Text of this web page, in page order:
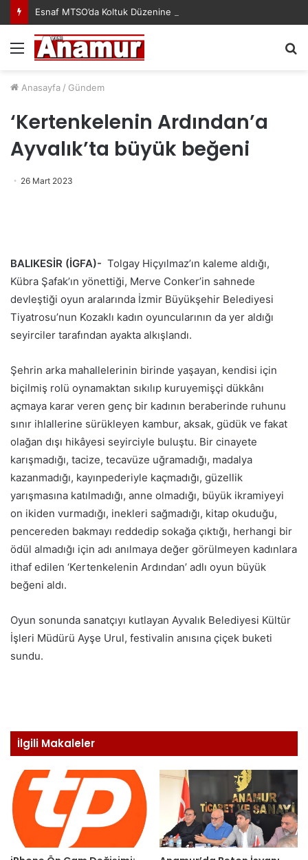
Esnaf MTSO’da Koltuk Düzenine İsyan Etti!
Menü
Anasayfa / Gündem
‘Kertenkelenin Ardından’a
Ayvalık’ta büyük beğeni
26 Mart 2023
BALIKESİR (İGFA)- Tolgay Hiçyılmaz’ın kaleme aldığı,
Kübra Şafak’ın yönettiği, Merve Conker’in sahnede
devleştiği oyun aralarında İzmir Büyükşehir Belediyesi
Tiyatrosu’nun Kozaklı kadın oyuncularının da yer aldığı
seyirciler tarafından ayakta alkışlandı.
Şehrin arka mahallelerinin birinde yaşayan, kendisi için
biçilmiş rolü oynamaktan sıkılıp kuruyemişçi dükkânı
açmaya karar veren genç bir kadının beraberinde ruhunu
sınır ihlallerine sürükleyen kambur, aksak, güdük ve fakat
olağan dışı hikâyesi seyirciyle buluştu. Bir cinayete
karışmadığı, tacize, tecavüze uğramadığı, madalya
kazanmadığı, kayınpederiyle kaçmadığı, güzellik
yarışmasına katılmadığı, anne olmadığı, büyük ikramiyeyi
on ikiden vurmadığı, inekleri sağmadığı, kitap okuduğu,
pencereden bakmayı reddedip sokağa çıktığı, herhangi bir
ödül almadığı için adı anılmaya değer görülmeyen kadınlara
ithaf edilen ‘Kertenkelenin Ardından’ adlı oyun büyük
beğeni aldı.
Oyun sonunda sanatçıyı kutlayan Ayvalık Belediyesi Kültür
İşleri Müdürü Ayşe Urul, festivalin anısına çiçek buketi
sundu.
İlgili Makaleler